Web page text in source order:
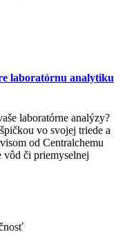
laboratórnu analytiku
laboratórne analýzy?
vo svojej triede a
od Centralchemu
vôd či priemyselnej